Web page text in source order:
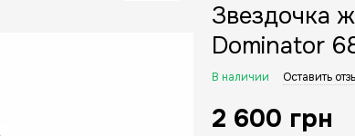
Звездочка
Dominator
В наличии Оставить
2 600 грн